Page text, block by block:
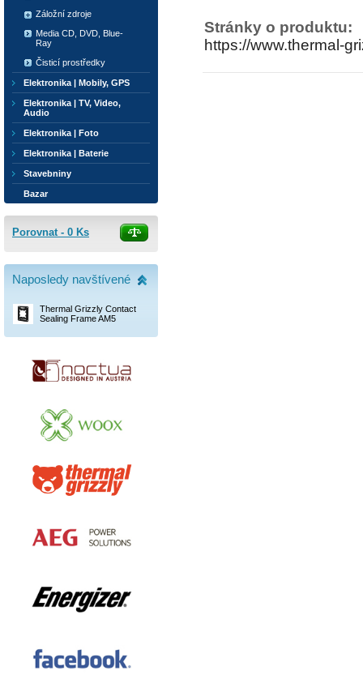
Stránky o produktu:
https://www.thermal-
Záložní zdroje
Media CD, DVD, Blue-
Ray
Čisticí prostředky
Elektronika | Mobily, GPS
Elektronika | TV, Video,
Audio
Elektronika | Foto
Elektronika | Baterie
Stavebniny
Bazar
Porovnat - 0 Ks
Naposledy navštívené
Thermal Grizzly Contact
Sealing Frame AM5